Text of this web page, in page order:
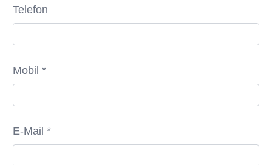
Telefon
Mobil *
E-Mail *